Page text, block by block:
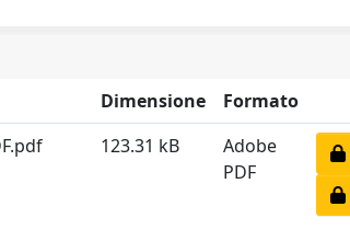
Dimensione
Formato
123.31 kB
Adobe
PDF